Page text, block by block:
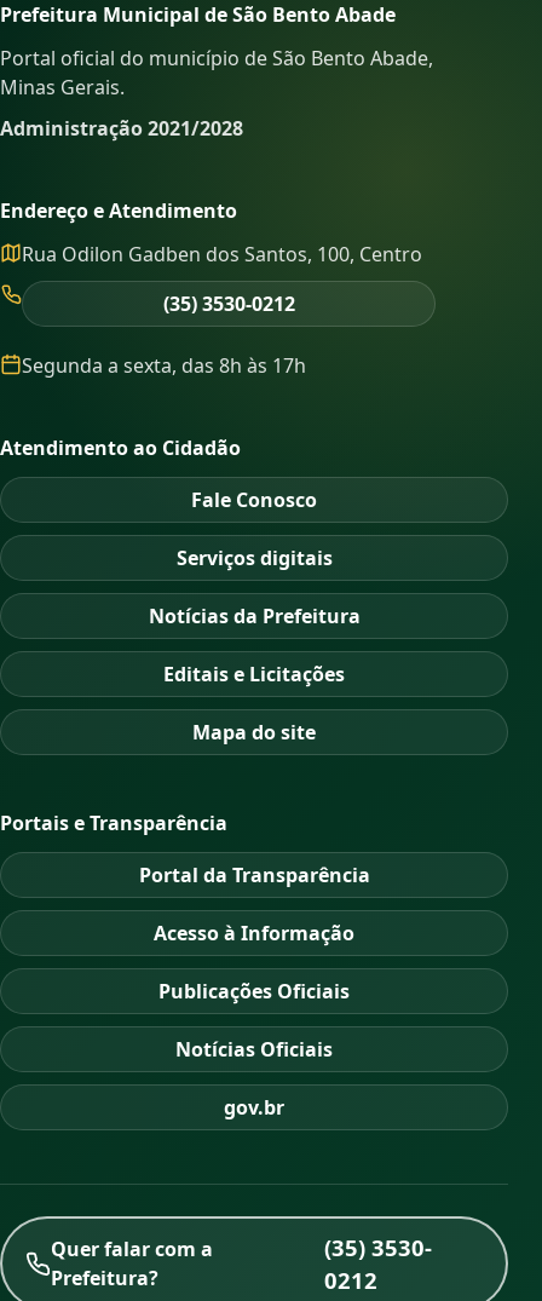
Prefeitura Municipal de São Bento Abade
Portal oficial do município de São Bento Abade,
Minas Gerais.
Administração 2021/2028
Endereço e Atendimento
Rua Odilon Gadben dos Santos, 100, Centro
(35) 3530-0212
Segunda a sexta, das 8h às 17h
Atendimento ao Cidadão
Fale Conosco
Serviços digitais
Notícias da Prefeitura
Editais e Licitações
Mapa do site
Portais e Transparência
Portal da Transparência
Acesso à Informação
Publicações Oficiais
Notícias Oficiais
gov.br
Quer falar com a
Prefeitura?
(35) 3530-
0212